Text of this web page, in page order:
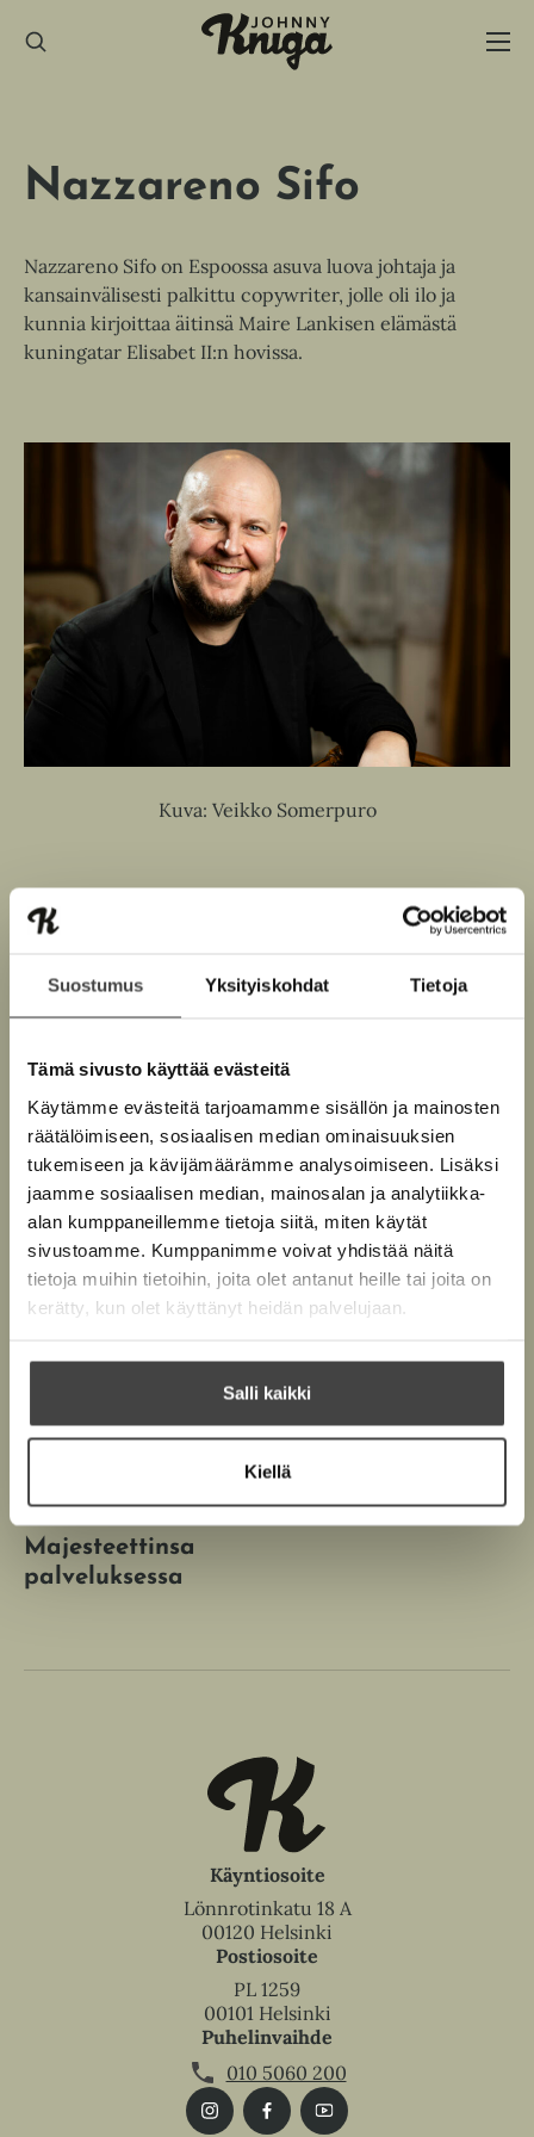
Suostumus Yksityiskohdat Tietoja
Tämä sivusto käyttää evästeitä
Käytämme evästeitä tarjoamamme sisällön ja mainosten
räätälöimiseen, sosiaalisen median ominaisuuksien
tukemiseen ja kävijämäärämme analysoimiseen. Lisäksi
jaamme sosiaalisen median, mainosalan ja analytiikka-
alan kumppaneillemme tietoja siitä, miten käytät
sivustoamme. Kumppanimme voivat yhdistää näitä
tietoja muihin tietoihin, joita olet antanut heille tai joita on
kerätty, kun olet käyttänyt heidän palvelujaan.
Salli kaikki
Kiellä
sisältöön
Nazzareno Sifo
Nazzareno Sifo on Espoossa asuva luova johtaja ja
kansainvälisesti palkittu copywriter, jolle oli ilo ja
kunnia kirjoittaa äitinsä Maire Lankisen elämästä
kuningatar Elisabet II:n hovissa.
Kuva: Veikko Somerpuro
Majesteettinsa
palveluksessa
Käyntiosoite
Lönnrotinkatu 18 A
00120 Helsinki
Postiosoite
PL 1259
00101 Helsinki
Puhelinvaihde
010 5060 200